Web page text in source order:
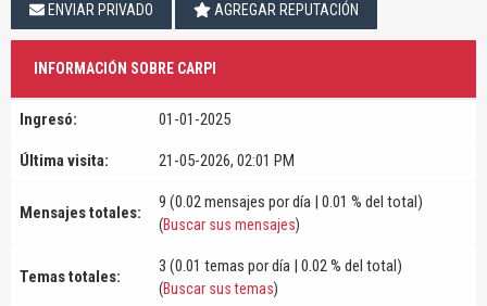
ENVIAR PRIVADO AGREGAR REPUTACIÓN
INFORMACIÓN SOBRE CARPI
Ingresó: 01-01-2025
Última visita: 21-05-2026, 02:01 PM
Mensajes totales:
9 (0.02 mensajes por día | 0.01 % del total)
(Buscar sus mensajes)
Temas totales:
3 (0.01 temas por día | 0.02 % del total)
(Buscar sus temas)